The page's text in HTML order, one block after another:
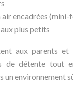
encadrées (mini-
plus petits
aux parents et
de détente tout
un environnement